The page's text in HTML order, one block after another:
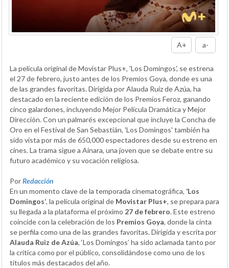
A+ a-
La película original de Movistar Plus+, 'Los Domingos', se estrena
el 27 de febrero, justo antes de los Premios Goya, donde es una
de las grandes favoritas. Dirigida por Alauda Ruiz de Azúa, ha
destacado en la reciente edición de los Premios Feroz, ganando
cinco galardones, incluyendo Mejor Película Dramática y Mejor
Dirección. Con un palmarés excepcional que incluye la Concha de
Oro en el Festival de San Sebastián, 'Los Domingos' también ha
sido vista por más de 650,000 espectadores desde su estreno en
cines. La trama sigue a Ainara, una joven que se debate entre su
futuro académico y su vocación religiosa.
PorRedacción
En un momento clave de la temporada cinematográfica, ‘Los
Domingos’, la película original de Movistar Plus+, se prepara para
su llegada a la plataforma el próximo 27 de febrero. Este estreno
coincide con la celebración de los Premios Goya, donde la cinta
se perfila como una de las grandes favoritas. Dirigida y escrita por
Alauda Ruiz de Azúa, ‘Los Domingos’ ha sido aclamada tanto por
la crítica como por el público, consolidándose como uno de los
títulos más destacados del año.